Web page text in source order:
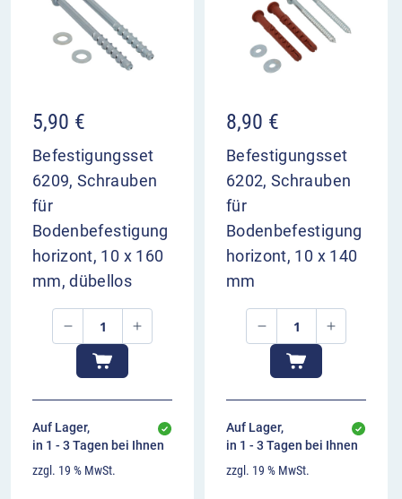
5,90 €
Befestigungsset
6209, Schrauben
für
Bodenbefestigung
horizont, 10 x 160
mm, dübellos
Auf Lager,
in 1 - 3 Tagen bei Ihnen
zzgl. 19 % MwSt.
8,90 €
Befestigungsset
6202, Schrauben
für
Bodenbefestigung
horizont, 10 x 140
mm
Auf Lager,
in 1 - 3 Tagen bei Ihnen
zzgl. 19 % MwSt.